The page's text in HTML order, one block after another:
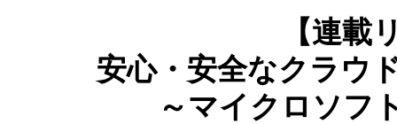
【連載
安心・安全なクラウ
～マイクロソフ